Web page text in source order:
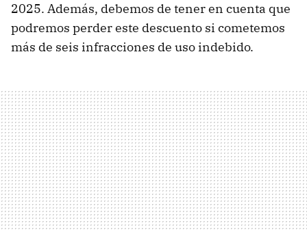
2025. Además, debemos de tener en cuenta que
podremos perder este descuento si cometemos
más de seis infracciones de uso indebido.